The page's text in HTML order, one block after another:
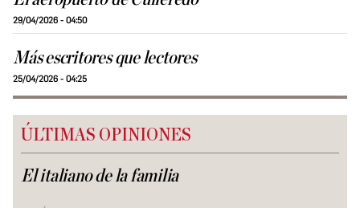
29/04/2026 - 04:50
Más escritores que lectores
25/04/2026 - 04:25
ÚLTIMAS OPINIONES
El italiano de la familia